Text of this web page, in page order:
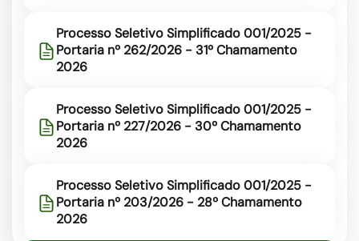
Processo Seletivo Simplificado 001/2025 -
Portaria nº 262/2026 - 31º Chamamento
2026
Processo Seletivo Simplificado 001/2025 -
Portaria nº 227/2026 - 30º Chamamento
2026
Processo Seletivo Simplificado 001/2025 -
Portaria nº 203/2026 - 28º Chamamento
2026